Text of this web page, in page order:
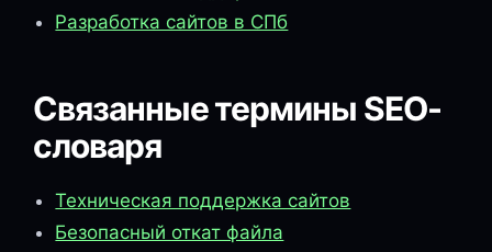
Разработка сайтов в СПб
Связанные термины SEO-
словаря
Техническая поддержка сайтов
Безопасный откат файла